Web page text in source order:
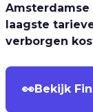
laagste
verborgen
👀Bekijk